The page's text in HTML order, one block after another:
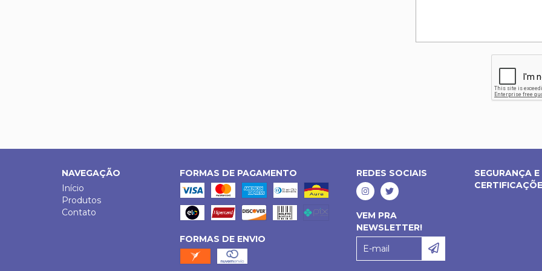
NAVEGAÇÃO
Início
Produtos
Contato
FORMAS DE PAGAMENTO
FORMAS DE ENVIO
REDES SOCIAIS
VEM PRA
NEWSLETTER!
SEGURANÇA E